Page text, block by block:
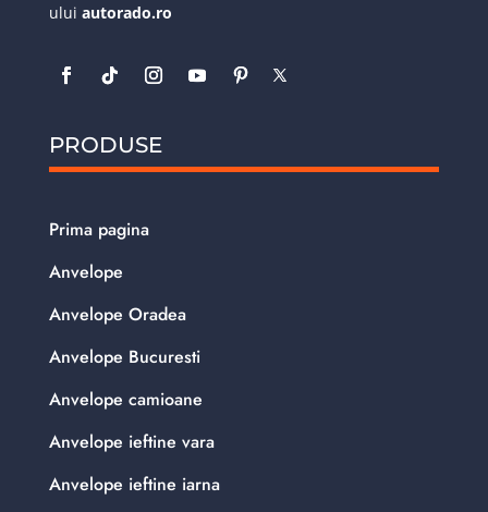
ului autorado.ro
PRODUSE
Prima pagina
Anvelope
Anvelope Oradea
Anvelope Bucuresti
Anvelope camioane
Anvelope ieftine vara
Anvelope ieftine iarna